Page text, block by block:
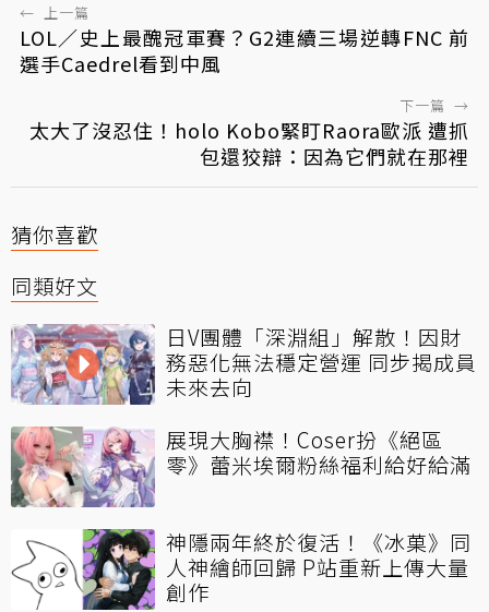
← 上一篇
LOL／史上最醜冠軍賽？G2連續三場逆轉FNC 前
選手Caedrel看到中風
下一篇 →
太大了沒忍住！holo Kobo緊盯Raora歐派 遭抓
包還狡辯：因為它們就在那裡
猜你喜歡
同類好文
日V團體「深淵組」解散！因財
務惡化無法穩定營運 同步揭成員
未來去向
展現大胸襟！Coser扮《絕區
零》蕾米埃爾粉絲福利給好給滿
神隱兩年終於復活！《冰菓》同
人神繪師回歸 P站重新上傳大量
創作